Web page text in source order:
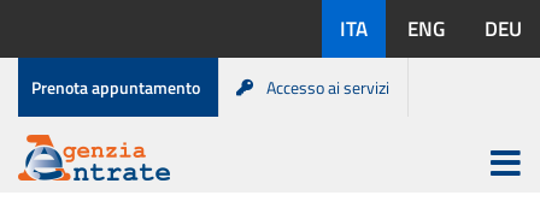
contenuto
disponibili:
ITA ENG DEU
Menu
di
servizio
Prenota appuntamento Accesso ai servizi
Apri
menu